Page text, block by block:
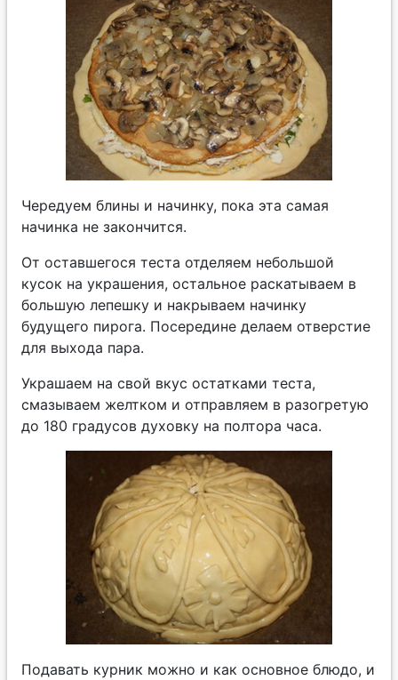
Чередуем блины и начинку, пока эта самая
начинка не закончится.
От оставшегося теста отделяем небольшой
кусок на украшения, остальное раскатываем в
большую лепешку и накрываем начинку
будущего пирога. Посередине делаем отверстие
для выхода пара.
Украшаем на свой вкус остатками теста,
смазываем желтком и отправляем в разогретую
до 180 градусов духовку на полтора часа.
Подавать курник можно и как основное блюдо, и